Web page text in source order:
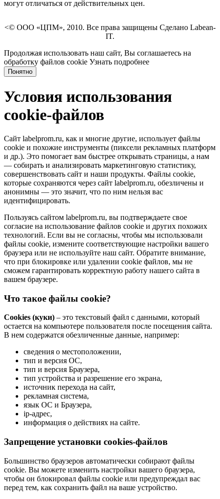
могут отличаться от действительных цен.
<© ООО «ЦПМ», 2010. Все права защищены Сделано Labean-
IT.
Продолжая использовать наш сайт, Вы соглашаетесь на
обработку файлов cookie Узнать подробнее
Понятно
Условия использования
cookie-файлов
Сайт labelprom.ru, как и многие другие, использует файлы
cookie и похожие инструменты (пиксели рекламных платформ
и др.). Это помогает вам быстрее открывать страницы, а нам
— собирать и анализировать маркетинговую статистику,
совершенствовать сайт и наши продукты. Файлы сookie,
которые сохраняются через сайт labelprom.ru, обезличены и
анонимны — это значит, что по ним нельзя вас
идентифицировать.
Пользуясь сайтом labelprom.ru, вы подтверждаете свое
согласие на использование файлов cookie и других похожих
технологий. Если вы не согласны, чтобы мы использовали
файлы cookie, измените соответствующие настройки вашего
браузера или не используйте наш сайт. Обратите внимание,
что при блокировке или удалении cookie файлов, мы не
сможем гарантировать корректную работу нашего сайта в
вашем браузере.
Что такое файлы cookie?
Cookies (куки) – это текстовый файл с данными, который
остается на компьютере пользователя после посещения сайта.
В нем содержатся обезличенные данные, например:
сведения о местоположении,
тип и версия ОС,
тип и версия Браузера,
тип устройства и разрешение его экрана,
источник перехода на сайт,
рекламная система,
язык ОС и Браузера,
ip-адрес,
информация о действиях на сайте.
Запрещение установки cookies-файлов
Большинство браузеров автоматически собирают файлы
cookie. Вы можете изменить настройки вашего браузера,
чтобы он блокировал файлы cookie или предупреждал вас
перед тем, как сохранить файл на ваше устройство.